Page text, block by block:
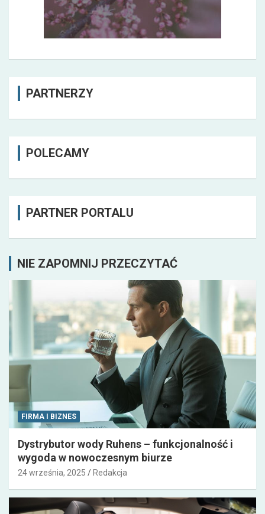
PARTNERZY
POLECAMY
PARTNER PORTALU
NIE ZAPOMNIJ PRZECZYTAĆ
FIRMA I BIZNES
Dystrybutor wody Ruhens – funkcjonalność i
wygoda w nowoczesnym biurze
24 września, 2025 Redakcja